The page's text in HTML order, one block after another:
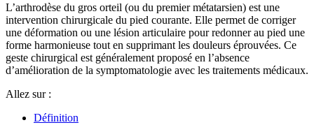
L’arthrodèse du gros orteil (ou du premier métatarsien) est une
intervention chirurgicale du pied courante. Elle permet de corriger
une déformation ou une lésion articulaire pour redonner au pied une
forme harmonieuse tout en supprimant les douleurs éprouvées. Ce
geste chirurgical est généralement proposé en l’absence
d’amélioration de la symptomatologie avec les traitements médicaux.
Allez sur :
Définition